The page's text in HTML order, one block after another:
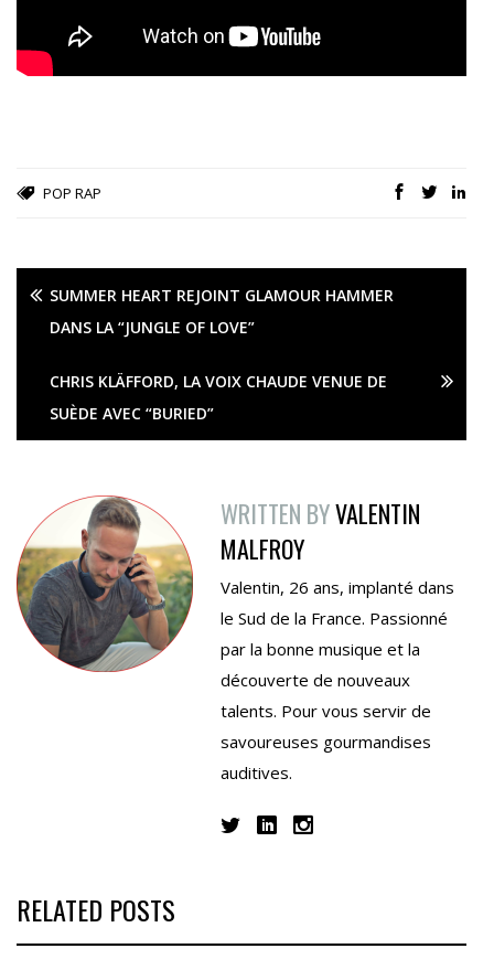
POP RAP
SUMMER HEART REJOINT GLAMOUR HAMMER
DANS LA “JUNGLE OF LOVE”
CHRIS KLÄFFORD, LA VOIX CHAUDE VENUE DE
SUÈDE AVEC “BURIED”
WRITTEN BYVALENTIN
MALFROY
Valentin, 26 ans, implanté dans
le Sud de la France. Passionné
par la bonne musique et la
découverte de nouveaux
talents. Pour vous servir de
savoureuses gourmandises
auditives.
RELATED POSTS